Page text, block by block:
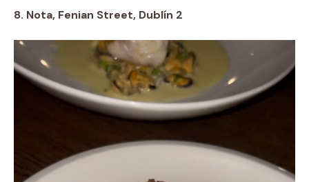
8. Nota, Fenian Street, Dublín 2